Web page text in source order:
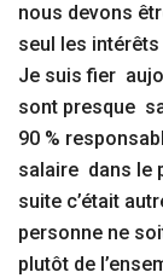
nous devons
seul les
Je suis fier
sont presque
90 %
salaire dans le
suite c’était
personne ne
plutôt de